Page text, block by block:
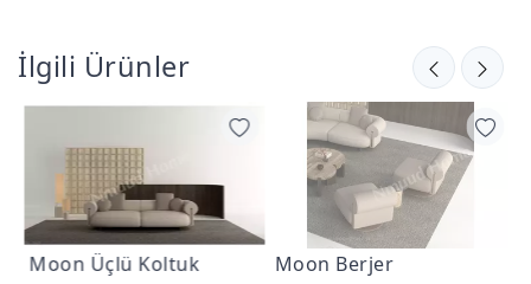
İlgili Ürünler
Moon Üçlü Koltuk Moon Berjer